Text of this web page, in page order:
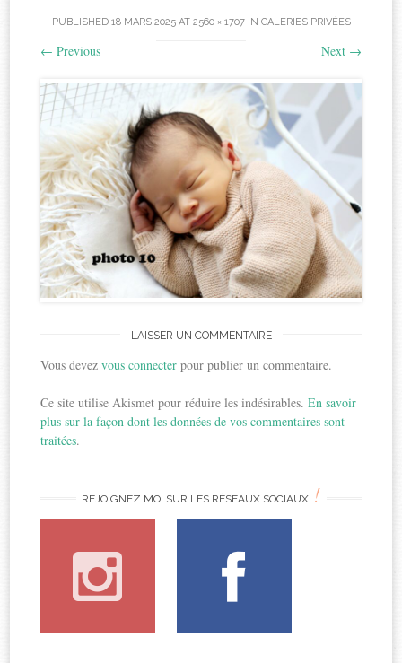
PUBLISHED 18 MARS 2025AT 2560 × 1707IN GALERIES PRIVÉES
← Previous Next →
LAISSER UN COMMENTAIRE
Vous devezvous connecter pour publier un commentaire.
Ce site utilise Akismet pour réduire les indésirables.En savoir
plus sur la façon dont les données de vos commentaires sont
traitées.
REJOIGNEZ MOI SUR LES RÉSEAUX SOCIAUX !